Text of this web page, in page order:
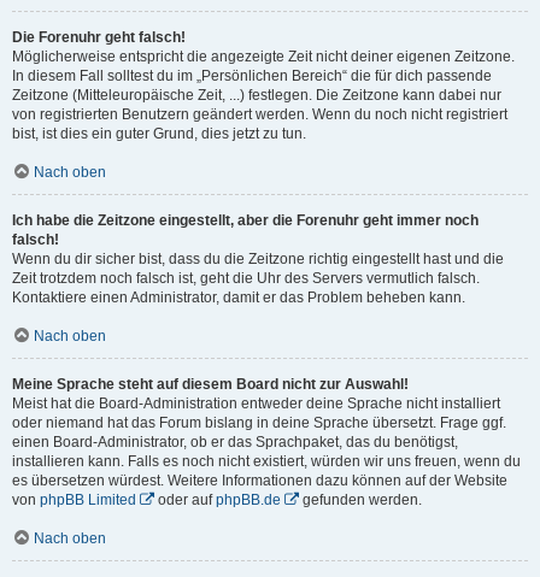
Die Forenuhr geht falsch!
Möglicherweise entspricht die angezeigte Zeit nicht deiner eigenen Zeitzone.
In diesem Fall solltest du im „Persönlichen Bereich“ die für dich passende
Zeitzone (Mitteleuropäische Zeit, ...) festlegen. Die Zeitzone kann dabei nur
von registrierten Benutzern geändert werden. Wenn du noch nicht registriert
bist, ist dies ein guter Grund, dies jetzt zu tun.
Nach oben
Ich habe die Zeitzone eingestellt, aber die Forenuhr geht immer noch
falsch!
Wenn du dir sicher bist, dass du die Zeitzone richtig eingestellt hast und die
Zeit trotzdem noch falsch ist, geht die Uhr des Servers vermutlich falsch.
Kontaktiere einen Administrator, damit er das Problem beheben kann.
Nach oben
Meine Sprache steht auf diesem Board nicht zur Auswahl!
Meist hat die Board-Administration entweder deine Sprache nicht installiert
oder niemand hat das Forum bislang in deine Sprache übersetzt. Frage ggf.
einen Board-Administrator, ob er das Sprachpaket, das du benötigst,
installieren kann. Falls es noch nicht existiert, würden wir uns freuen, wenn du
es übersetzen würdest. Weitere Informationen dazu können auf der Website
von phpBB Limited oder aufphpBB.de gefunden werden.
Nach oben